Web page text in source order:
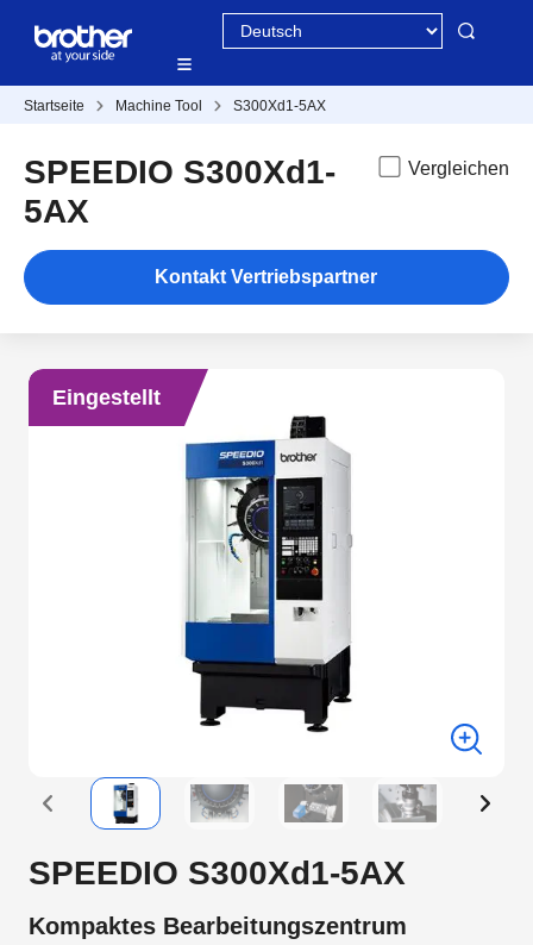
Startseite Machine Tool S300Xd1-5AX
SPEEDIO S300Xd1-
5AX
Vergleichen
Kontakt Vertriebspartner
Eingestellt
SPEEDIO S300Xd1-5AX
Kompaktes Bearbeitungszentrum